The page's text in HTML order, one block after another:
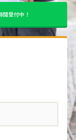
間受付中！